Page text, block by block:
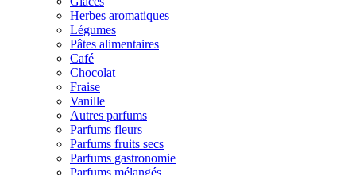
Herbes aromatiques
Légumes
Pâtes alimentaires
Café
Chocolat
Fraise
Vanille
Autres parfums
Parfums fleurs
Parfums fruits secs
Parfums gastronomie
Parfums mélangés